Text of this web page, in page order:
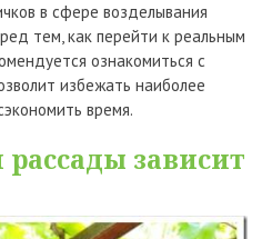
в сфере возделывания
тем, как перейти к реальным
ознакомиться с
избежать наиболее
время.
зависит